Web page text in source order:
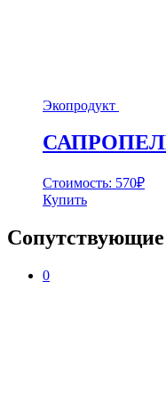
Экопродукт
Стоимость: 570₽
Купить
0